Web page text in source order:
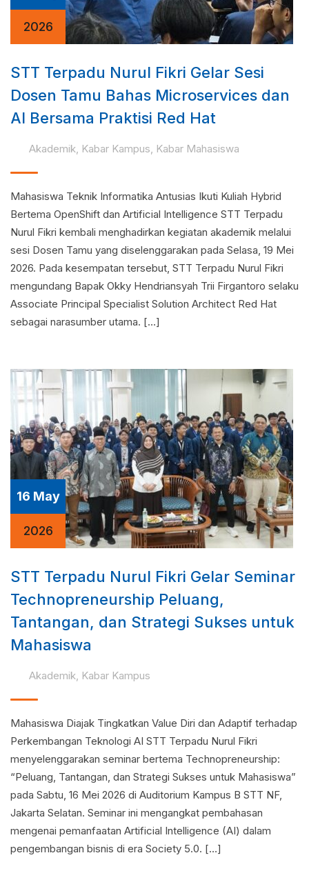
2026
STT Terpadu Nurul Fikri Gelar Sesi
Dosen Tamu Bahas Microservices dan
AI Bersama Praktisi Red Hat
Akademik, Kabar Kampus, Kabar Mahasiswa
Mahasiswa Teknik Informatika Antusias Ikuti Kuliah Hybrid
Bertema OpenShift dan Artificial Intelligence STT Terpadu
Nurul Fikri kembali menghadirkan kegiatan akademik melalui
sesi Dosen Tamu yang diselenggarakan pada Selasa, 19 Mei
2026. Pada kesempatan tersebut, STT Terpadu Nurul Fikri
mengundang Bapak Okky Hendriansyah Trii Firgantoro selaku
Associate Principal Specialist Solution Architect Red Hat
sebagai narasumber utama. […]
16 May
2026
STT Terpadu Nurul Fikri Gelar Seminar
Technopreneurship Peluang,
Tantangan, dan Strategi Sukses untuk
Mahasiswa
Akademik, Kabar Kampus
Mahasiswa Diajak Tingkatkan Value Diri dan Adaptif terhadap
Perkembangan Teknologi AI STT Terpadu Nurul Fikri
menyelenggarakan seminar bertema Technopreneurship:
“Peluang, Tantangan, dan Strategi Sukses untuk Mahasiswa”
pada Sabtu, 16 Mei 2026 di Auditorium Kampus B STT NF,
Jakarta Selatan. Seminar ini mengangkat pembahasan
mengenai pemanfaatan Artificial Intelligence (AI) dalam
pengembangan bisnis di era Society 5.0. […]